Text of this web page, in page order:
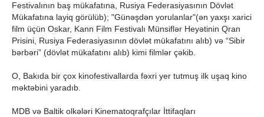
Festivalının baş mükafatına, Rusiya Federasiyasının Dövlət
Mükafatına layiq görülüb); "Günəşdən yorulanlar"(ən yaxşı xarici
film üçün Oskar, Kann Film Festivalı Münsiflər Heyətinin Qran
Prisini, Rusiya Federasiyasının dövlət mükafatını alıb) və “Sibir
bərbəri” (dövlət mükafatını alıb) kimi filmlər çəkib.
O, Bakıda bir çox kinofestivallarda fəxri yer tutmuş ilk uşaq kino
məktəbini yaradıb.
MDB və Baltik olkələri Kinematoqrafçılar İttifaqları